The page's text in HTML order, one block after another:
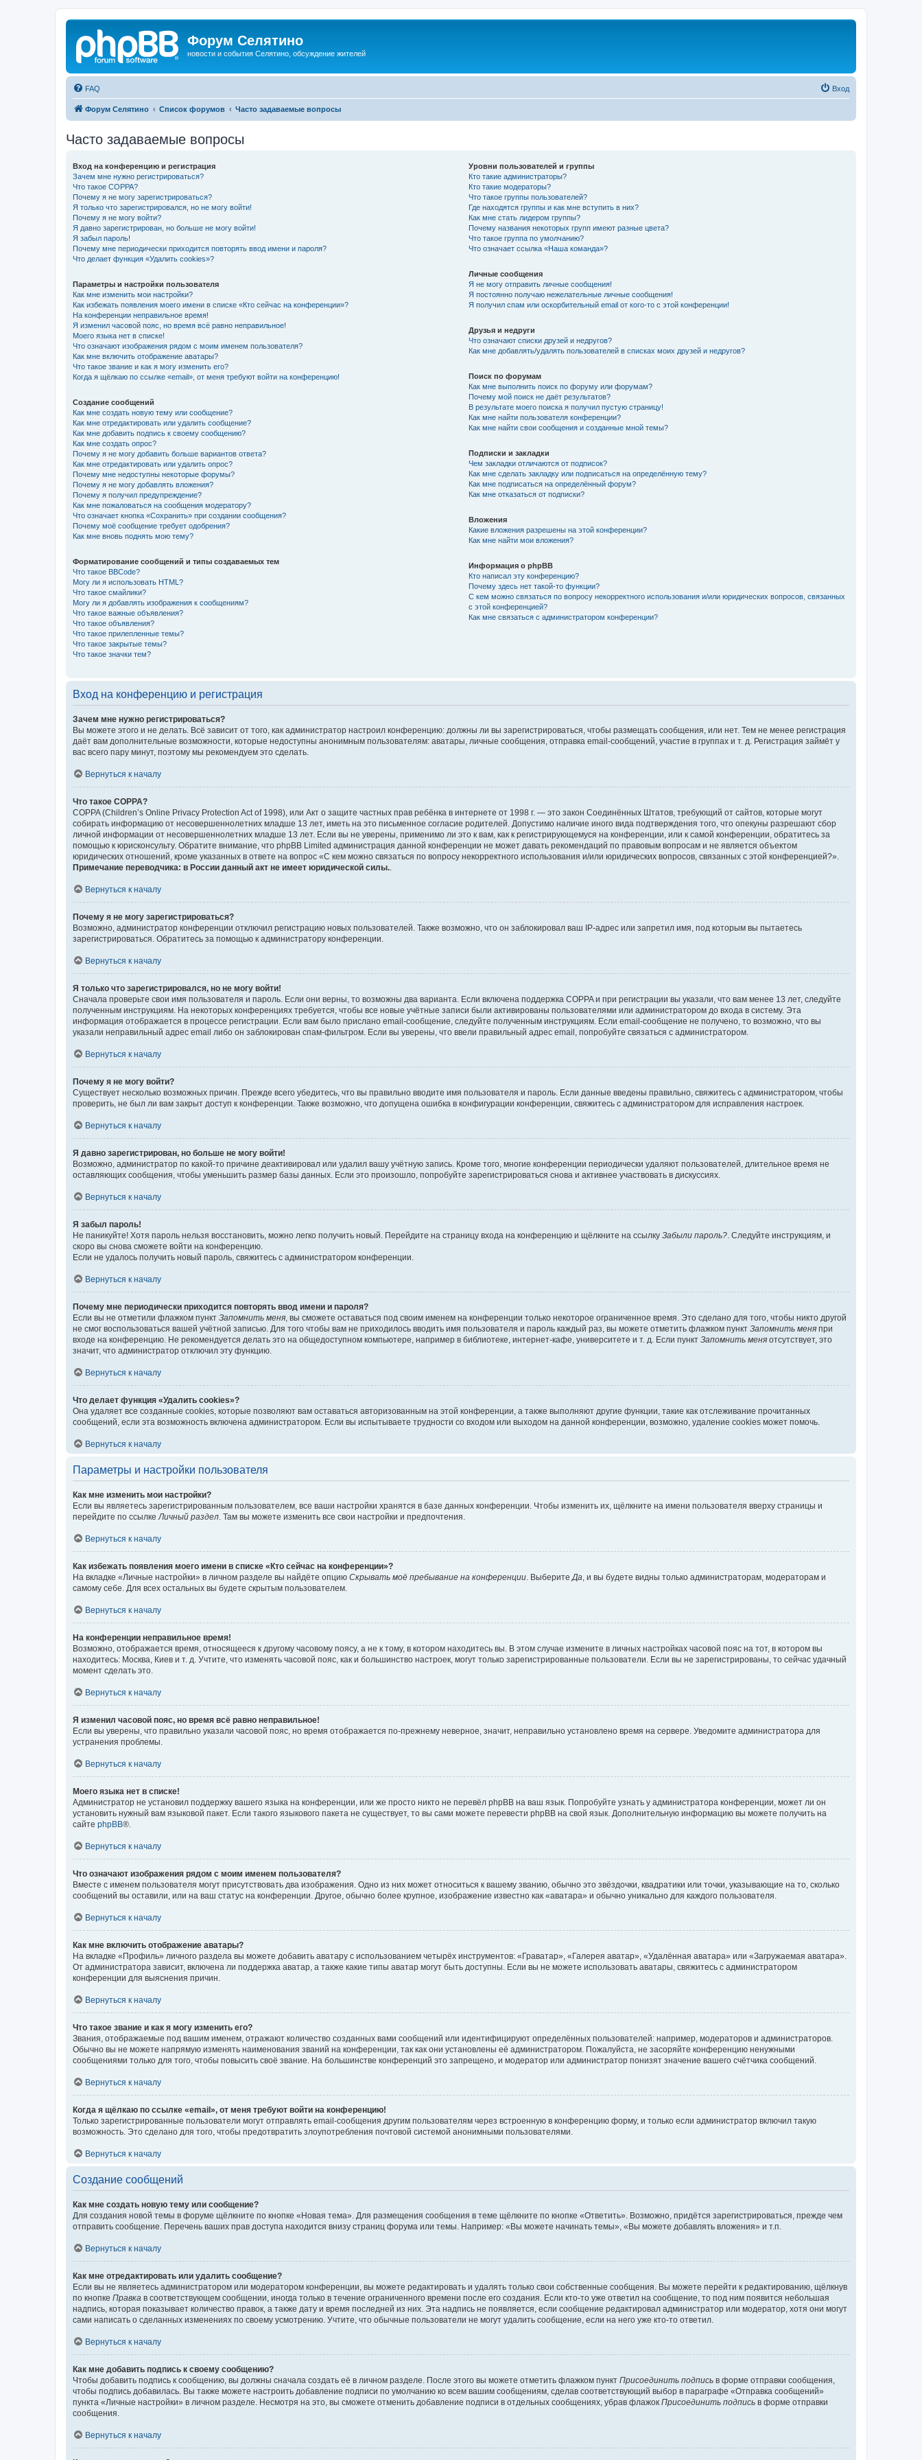
Форум Селятино
новости и события Селятино, обсуждение жителей
FAQ Вход
Форум Селятино Список форумов Часто задаваемые вопросы
Часто задаваемые вопросы
Вход на конференцию и регистрация
Зачем мне нужно регистрироваться?
Что такое COPPA?
Почему я не могу зарегистрироваться?
Я только что зарегистрировался, но не могу войти!
Почему я не могу войти?
Я давно зарегистрирован, но больше не могу войти!
Я забыл пароль!
Почему мне периодически приходится повторять ввод имени и пароля?
Что делает функция «Удалить cookies»?
Параметры и настройки пользователя
Как мне изменить мои настройки?
Как избежать появления моего имени в списке «Кто сейчас на конференции»?
На конференции неправильное время!
Я изменил часовой пояс, но время всё равно неправильное!
Моего языка нет в списке!
Что означают изображения рядом с моим именем пользователя?
Как мне включить отображение аватары?
Что такое звание и как я могу изменить его?
Когда я щёлкаю по ссылке «email», от меня требуют войти на конференцию!
Создание сообщений
Как мне создать новую тему или сообщение?
Как мне отредактировать или удалить сообщение?
Как мне добавить подпись к своему сообщению?
Как мне создать опрос?
Почему я не могу добавить больше вариантов ответа?
Как мне отредактировать или удалить опрос?
Почему мне недоступны некоторые форумы?
Почему я не могу добавлять вложения?
Почему я получил предупреждение?
Как мне пожаловаться на сообщения модератору?
Что означает кнопка «Сохранить» при создании сообщения?
Почему моё сообщение требует одобрения?
Как мне вновь поднять мою тему?
Форматирование сообщений и типы создаваемых тем
Что такое BBCode?
Могу ли я использовать HTML?
Что такое смайлики?
Могу ли я добавлять изображения к сообщениям?
Что такое важные объявления?
Что такое объявления?
Что такое прилепленные темы?
Что такое закрытые темы?
Что такое значки тем?
Уровни пользователей и группы
Кто такие администраторы?
Кто такие модераторы?
Что такое группы пользователей?
Где находятся группы и как мне вступить в них?
Как мне стать лидером группы?
Почему названия некоторых групп имеют разные цвета?
Что такое группа по умолчанию?
Что означает ссылка «Наша команда»?
Личные сообщения
Я не могу отправить личные сообщения!
Я постоянно получаю нежелательные личные сообщения!
Я получил спам или оскорбительный email от кого-то с этой конференции!
Друзья и недруги
Что означают списки друзей и недругов?
Как мне добавлять/удалять пользователей в списках моих друзей и недругов?
Поиск по форумам
Как мне выполнить поиск по форуму или форумам?
Почему мой поиск не даёт результатов?
В результате моего поиска я получил пустую страницу!
Как мне найти пользователя конференции?
Как мне найти свои сообщения и созданные мной темы?
Подписки и закладки
Чем закладки отличаются от подписок?
Как мне сделать закладку или подписаться на определённую тему?
Как мне подписаться на определённый форум?
Как мне отказаться от подписки?
Вложения
Какие вложения разрешены на этой конференции?
Как мне найти мои вложения?
Информация о phpBB
Кто написал эту конференцию?
Почему здесь нет такой-то функции?
С кем можно связаться по вопросу некорректного использования и/или юридических вопросов, связанных
с этой конференцией?
Как мне связаться с администратором конференции?
Вход на конференцию и регистрация
Зачем мне нужно регистрироваться?
Вы можете этого и не делать. Всё зависит от того, как администратор настроил конференцию: должны ли вы зарегистрироваться, чтобы размещать сообщения, или нет. Тем не менее регистрация
даёт вам дополнительные возможности, которые недоступны анонимным пользователям: аватары, личные сообщения, отправка email-сообщений, участие в группах и т. д. Регистрация займёт у
вас всего пару минут, поэтому мы рекомендуем это сделать.
Вернуться к началу
Что такое COPPA?
COPPA (Children’s Online Privacy Protection Act of 1998), или Акт о защите частных прав ребёнка в интернете от 1998 г. — это закон Соединённых Штатов, требующий от сайтов, которые могут
собирать информацию от несовершеннолетних младше 13 лет, иметь на это письменное согласие родителей. Допустимо наличие иного вида подтверждения того, что опекуны разрешают сбор
личной информации от несовершеннолетних младше 13 лет. Если вы не уверены, применимо ли это к вам, как к регистрирующемуся на конференции, или к самой конференции, обратитесь за
помощью к юрисконсульту. Обратите внимание, что phpBB Limited администрация данной конференции не может давать рекомендаций по правовым вопросам и не является объектом
юридических отношений, кроме указанных в ответе на вопрос «С кем можно связаться по вопросу некорректного использования и/или юридических вопросов, связанных с этой конференцией?».
Примечание переводчика: в России данный акт не имеет юридической силы.
Вернуться к началу
Почему я не могу зарегистрироваться?
Возможно, администратор конференции отключил регистрацию новых пользователей. Также возможно, что он заблокировал ваш IP-адрес или запретил имя, под которым вы пытаетесь
зарегистрироваться. Обратитесь за помощью к администратору конференции.
Вернуться к началу
Я только что зарегистрировался, но не могу войти!
Сначала проверьте свои имя пользователя и пароль. Если они верны, то возможны два варианта. Если включена поддержка COPPA и при регистрации вы указали, что вам менее 13 лет, следуйте
полученным инструкциям. На некоторых конференциях требуется, чтобы все новые учётные записи были активированы пользователями или администратором до входа в систему. Эта
информация отображается в процессе регистрации. Если вам было прислано email-сообщение, следуйте полученным инструкциям. Если email-сообщение не получено, то возможно, что вы
указали неправильный адрес email либо он заблокирован спам-фильтром. Если вы уверены, что ввели правильный адрес email, попробуйте связаться с администратором.
Вернуться к началу
Почему я не могу войти?
Существует несколько возможных причин. Прежде всего убедитесь, что вы правильно вводите имя пользователя и пароль. Если данные введены правильно, свяжитесь с администратором, чтобы
проверить, не был ли вам закрыт доступ к конференции. Также возможно, что допущена ошибка в конфигурации конференции, свяжитесь с администратором для исправления настроек.
Вернуться к началу
Я давно зарегистрирован, но больше не могу войти!
Возможно, администратор по какой-то причине деактивировал или удалил вашу учётную запись. Кроме того, многие конференции периодически удаляют пользователей, длительное время не
оставляющих сообщения, чтобы уменьшить размер базы данных. Если это произошло, попробуйте зарегистрироваться снова и активнее участвовать в дискуссиях.
Вернуться к началу
Я забыл пароль!
Не паникуйте! Хотя пароль нельзя восстановить, можно легко получить новый. Перейдите на страницу входа на конференцию и щёлкните на ссылку Забыли пароль? . Следуйте инструкциям, и
скоро вы снова сможете войти на конференцию.
Если не удалось получить новый пароль, свяжитесь с администратором конференции.
Вернуться к началу
Почему мне периодически приходится повторять ввод имени и пароля?
Если вы не отметили флажком пункт Запомнить меня , вы сможете оставаться под своим именем на конференции только некоторое ограниченное время. Это сделано для того, чтобы никто другой
не смог воспользоваться вашей учётной записью. Для того чтобы вам не приходилось вводить имя пользователя и пароль каждый раз, вы можете отметить флажком пункт Запомнить меня при
входе на конференцию. Не рекомендуется делать это на общедоступном компьютере, например в библиотеке, интернет-кафе, университете и т. д. Если пункт Запомнить меня отсутствует, это
значит, что администратор отключил эту функцию.
Вернуться к началу
Что делает функция «Удалить cookies»?
Она удаляет все созданные cookies, которые позволяют вам оставаться авторизованным на этой конференции, а также выполняют другие функции, такие как отслеживание прочитанных
сообщений, если эта возможность включена администратором. Если вы испытываете трудности со входом или выходом на данной конференции, возможно, удаление cookies может помочь.
Вернуться к началу
Параметры и настройки пользователя
Как мне изменить мои настройки?
Если вы являетесь зарегистрированным пользователем, все ваши настройки хранятся в базе данных конференции. Чтобы изменить их, щёлкните на имени пользователя вверху страницы и
перейдите по ссылке Личный раздел . Там вы можете изменить все свои настройки и предпочтения.
Вернуться к началу
Как избежать появления моего имени в списке «Кто сейчас на конференции»?
На вкладке «Личные настройки» в личном разделе вы найдёте опцию Скрывать моё пребывание на конференции . Выберите Да , и вы будете видны только администраторам, модераторам и
самому себе. Для всех остальных вы будете скрытым пользователем.
Вернуться к началу
На конференции неправильное время!
Возможно, отображается время, относящееся к другому часовому поясу, а не к тому, в котором находитесь вы. В этом случае измените в личных настройках часовой пояс на тот, в котором вы
находитесь: Москва, Киев и т. д. Учтите, что изменять часовой пояс, как и большинство настроек, могут только зарегистрированные пользователи. Если вы не зарегистрированы, то сейчас удачный
момент сделать это.
Вернуться к началу
Я изменил часовой пояс, но время всё равно неправильное!
Если вы уверены, что правильно указали часовой пояс, но время отображается по-прежнему неверное, значит, неправильно установлено время на сервере. Уведомите администратора для
устранения проблемы.
Вернуться к началу
Моего языка нет в списке!
Администратор не установил поддержку вашего языка на конференции, или же просто никто не перевёл phpBB на ваш язык. Попробуйте узнать у администратора конференции, может ли он
установить нужный вам языковой пакет. Если такого языкового пакета не существует, то вы сами можете перевести phpBB на свой язык. Дополнительную информацию вы можете получить на
сайте phpBB®.
Вернуться к началу
Что означают изображения рядом с моим именем пользователя?
Вместе с именем пользователя могут присутствовать два изображения. Одно из них может относиться к вашему званию, обычно это звёздочки, квадратики или точки, указывающие на то, сколько
сообщений вы оставили, или на ваш статус на конференции. Другое, обычно более крупное, изображение известно как «аватара» и обычно уникально для каждого пользователя.
Вернуться к началу
Как мне включить отображение аватары?
На вкладке «Профиль» личного раздела вы можете добавить аватару с использованием четырёх инструментов: «Граватар», «Галерея аватар», «Удалённая аватара» или «Загружаемая аватара».
От администратора зависит, включена ли поддержка аватар, а также какие типы аватар могут быть доступны. Если вы не можете использовать аватары, свяжитесь с администратором
конференции для выяснения причин.
Вернуться к началу
Что такое звание и как я могу изменить его?
Звания, отображаемые под вашим именем, отражают количество созданных вами сообщений или идентифицируют определённых пользователей: например, модераторов и администраторов.
Обычно вы не можете напрямую изменять наименования званий на конференции, так как они установлены её администратором. Пожалуйста, не засоряйте конференцию ненужными
сообщениями только для того, чтобы повысить своё звание. На большинстве конференций это запрещено, и модератор или администратор понизят значение вашего счётчика сообщений.
Вернуться к началу
Когда я щёлкаю по ссылке «email», от меня требуют войти на конференцию!
Только зарегистрированные пользователи могут отправлять email-сообщения другим пользователям через встроенную в конференцию форму, и только если администратор включил такую
возможность. Это сделано для того, чтобы предотвратить злоупотребления почтовой системой анонимными пользователями.
Вернуться к началу
Создание сообщений
Как мне создать новую тему или сообщение?
Для создания новой темы в форуме щёлкните по кнопке «Новая тема». Для размещения сообщения в теме щёлкните по кнопке «Ответить». Возможно, придётся зарегистрироваться, прежде чем
отправить сообщение. Перечень ваших прав доступа находится внизу страниц форума или темы. Например: «Вы можете начинать темы», «Вы можете добавлять вложения» и т.п.
Вернуться к началу
Как мне отредактировать или удалить сообщение?
Если вы не являетесь администратором или модератором конференции, вы можете редактировать и удалять только свои собственные сообщения. Вы можете перейти к редактированию, щёлкнув
по кнопке Правка в соответствующем сообщении, иногда только в течение ограниченного времени после его создания. Если кто-то уже ответил на сообщение, то под ним появится небольшая
надпись, которая показывает количество правок, а также дату и время последней из них. Эта надпись не появляется, если сообщение редактировал администратор или модератор, хотя они могут
сами написать о сделанных изменениях по своему усмотрению. Учтите, что обычные пользователи не могут удалить сообщение, если на него уже кто-то ответил.
Вернуться к началу
Как мне добавить подпись к своему сообщению?
Чтобы добавить подпись к сообщению, вы должны сначала создать её в личном разделе. После этого вы можете отметить флажком пункт Присоединить подпись в форме отправки сообщения,
чтобы подпись добавилась. Вы также можете настроить добавление подписи по умолчанию ко всем вашим сообщениям, сделав соответствующий выбор в параграфе «Отправка сообщений»
пункта «Личные настройки» в личном разделе. Несмотря на это, вы сможете отменить добавление подписи в отдельных сообщениях, убрав флажок Присоединить подпись в форме отправки
сообщения.
Вернуться к началу